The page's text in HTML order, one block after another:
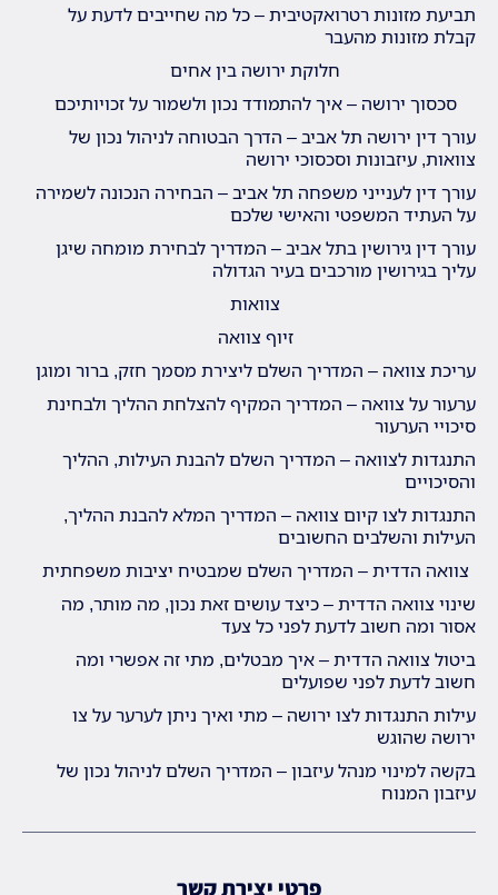
תביעת מזונות רטרואקטיבית – כל מה שחייבים לדעת על
קבלת מזונות מהעבר
חלוקת ירושה בין אחים
סכסוך ירושה – איך להתמודד נכון ולשמור על זכויותיכם
עורך דין ירושה תל אביב – הדרך הבטוחה לניהול נכון של
צוואות, עיזבונות וסכסוכי ירושה
עורך דין לענייני משפחה תל אביב – הבחירה הנכונה לשמירה
על העתיד המשפטי והאישי שלכם
עורך דין גירושין בתל אביב – המדריך לבחירת מומחה שיגן
עליך בגירושין מורכבים בעיר הגדולה
צוואות
זיוף צוואה
עריכת צוואה – המדריך השלם ליצירת מסמך חזק, ברור ומוגן
ערעור על צוואה – המדריך המקיף להצלחת ההליך ולבחינת
סיכויי הערעור
התנגדות לצוואה – המדריך השלם להבנת העילות, ההליך
והסיכויים
התנגדות לצו קיום צוואה – המדריך המלא להבנת ההליך,
העילות והשלבים החשובים
צוואה הדדית – המדריך השלם שמבטיח יציבות משפחתית
שינוי צוואה הדדית – כיצד עושים זאת נכון, מה מותר, מה
אסור ומה חשוב לדעת לפני כל צעד
ביטול צוואה הדדית – איך מבטלים, מתי זה אפשרי ומה
חשוב לדעת לפני שפועלים
עילות התנגדות לצו ירושה – מתי ואיך ניתן לערער על צו
ירושה שהוגש
בקשה למינוי מנהל עיזבון – המדריך השלם לניהול נכון של
עיזבון המנוח
פרטי יצירת קשר